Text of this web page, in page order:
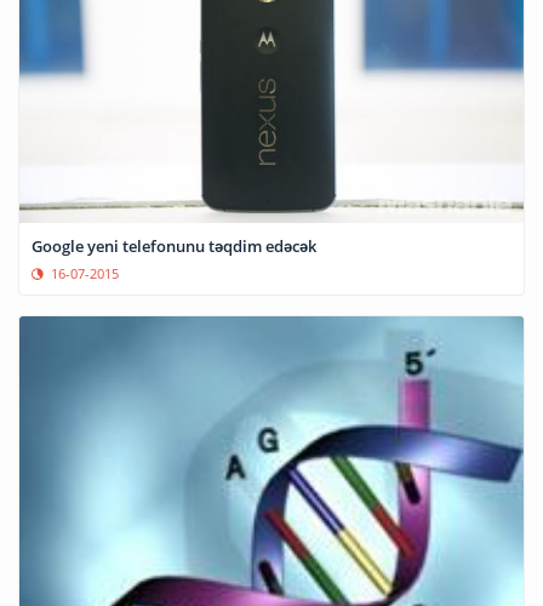
Google yeni telefonunu təqdim edəcək
16-07-2015